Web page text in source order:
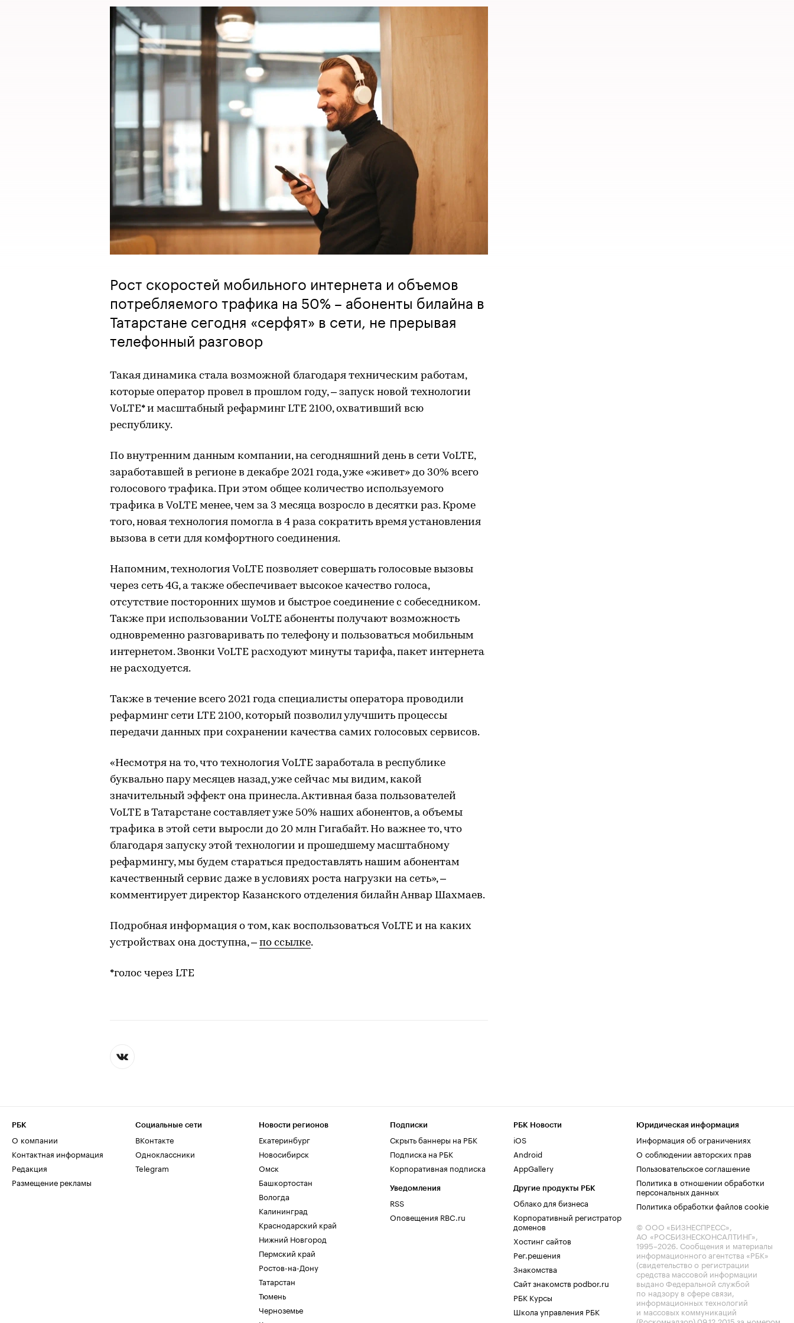
Рост скоростей мобильного интернета и объемов
потребляемого трафика на 50% – абоненты билайна в
Татарстане сегодня «серфят» в сети, не прерывая
телефонный разговор
Такая динамика стала возможной благодаря техническим работам,
которые оператор провел в прошлом году, – запуск новой технологии
VoLTE* и масштабный рефарминг LTE 2100, охвативший всю
республику.
По внутренним данным компании, на сегодняшний день в сети VoLTE,
заработавшей в регионе в декабре 2021 года, уже «живет» до 30% всего
голосового трафика. При этом общее количество используемого
трафика в VoLTE менее, чем за 3 месяца возросло в десятки раз. Кроме
того, новая технология помогла в 4 раза сократить время установления
вызова в сети для комфортного соединения.
Напомним, технология VoLTE позволяет совершать голосовые вызовы
через сеть 4G, а также обеспечивает высокое качество голоса,
отсутствие посторонних шумов и быстрое соединение с собеседником.
Также при использовании VoLTE абоненты получают возможность
одновременно разговаривать по телефону и пользоваться мобильным
интернетом. Звонки VoLTE расходуют минуты тарифа, пакет интернета
не расходуется.
Также в течение всего 2021 года специалисты оператора проводили
рефарминг сети LTE 2100, который позволил улучшить процессы
передачи данных при сохранении качества самих голосовых сервисов.
«Несмотря на то, что технология VoLTE заработала в республике
буквально пару месяцев назад, уже сейчас мы видим, какой
значительный эффект она принесла. Активная база пользователей
VoLTE в Татарстане составляет уже 50% наших абонентов, а объемы
трафика в этой сети выросли до 20 млн Гигабайт. Но важнее то, что
благодаря запуску этой технологии и прошедшему масштабному
рефармингу, мы будем стараться предоставлять нашим абонентам
качественный сервис даже в условиях роста нагрузки на сеть», –
комментирует директор Казанского отделения билайн Анвар Шахмаев.
Подробная информация о том, как воспользоваться VoLTE и на каких
устройствах она доступна, – по ссылке.
*голос через LTE
РБК
О компании
Контактная информация
Редакция
Размещение рекламы
Социальные сети
ВКонтакте
Одноклассники
Telegram
Новости регионов
Екатеринбург
Новосибирск
Омск
Башкортостан
Вологда
Калининград
Краснодарский край
Нижний Новгород
Пермский край
Ростов-на-Дону
Татарстан
Тюмень
Черноземье
Подписки
Скрыть баннеры на РБК
Подписка на РБК
Корпоративная подписка
Уведомления
RSS
Оповещения RBC.ru
РБК Новости
iOS
Android
AppGallery
Другие продукты РБК
Облако для бизнеса
Корпоративный регистратор
доменов
Хостинг сайтов
Рег.решения
Знакомства
Сайт знакомств podbor.ru
РБК Курсы
Школа управления РБК
Юридическая информация
Информация об ограничениях
О соблюдении авторских прав
Пользовательское соглашение
Политика в отношении обработки
персональных данных
Политика обработки файлов cookie
© ООО «БИЗНЕСПРЕСС»,
АО «РОСБИЗНЕСКОНСАЛТИНГ»,
1995–2026. Сообщения и материалы
информационного агентства «РБК»
(свидетельство о регистрации
средства массовой информации
выдано Федеральной службой
по надзору в сфере связи,
информационных технологий
и массовых коммуникаций
(Роскомнадзор) 09.12.2015 за номером